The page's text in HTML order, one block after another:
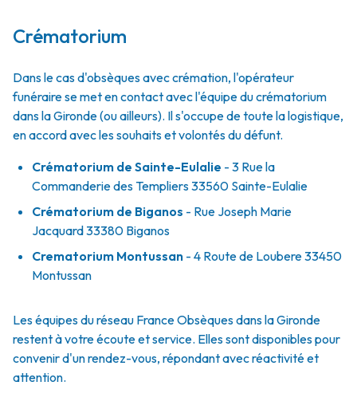
Crématorium
Dans le cas d'obsèques avec crémation, l'opérateur
funéraire se met en contact avec l'équipe du crématorium
dans la Gironde (ou ailleurs). Il s'occupe de toute la logistique,
en accord avec les souhaits et volontés du défunt.
Crématorium de Sainte-Eulalie - 3 Rue la
Commanderie des Templiers 33560 Sainte-Eulalie
Crématorium de Biganos - Rue Joseph Marie
Jacquard 33380 Biganos
Crematorium Montussan - 4 Route de Loubere 33450
Montussan
Les équipes du réseau France Obsèques dans la Gironde
restent à votre écoute et service. Elles sont disponibles pour
convenir d'un rendez-vous, répondant avec réactivité et
attention.